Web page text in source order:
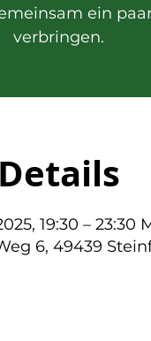
ein
verbringen.
Details
19:30 – 23:30
6, 49439